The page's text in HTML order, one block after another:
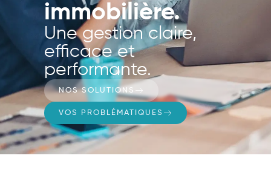
immobilière.
Une gestion claire,
efficace et
performante.
NOS SOLUTIONS
VOS PROBLÉMATIQUES